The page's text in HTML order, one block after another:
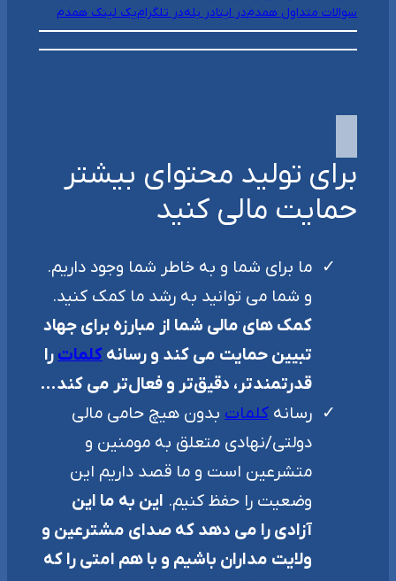
سوالات متداول همدمدر ایتادر بلهدر تلگرامیک لینک همدم
برای تولید محتوای بیشتر
حمایت مالی کنید
ما برای شما و به خاطر شما وجود داریم.
و شما می توانید به رشد ما کمک کنید.
کمک های مالی شما از مبارزه برای جهاد
تبیین حمایت می کند و رسانه کلماترا
قدرتمندتر، دقیق‌تر و فعال‌تر می کند…
رسانه کلماتبدون هیچ حامی مالی
دولتی/نهادی متعلق به مومنین و
متشرعین است و ما قصد داریم این
وضعیت را حفظ کنیم. این به ما این
آزادی را می دهد که صدای مشترعین و
ولایت مداران باشیم و با هم امتی را که